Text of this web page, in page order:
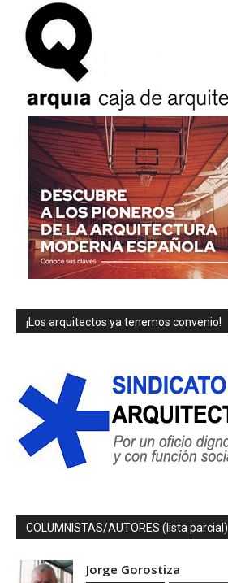
¡Los arquitectos ya tenemos convenio!
COLUMNISTAS/AUTORES (lista parcial)
Jorge Gorostiza